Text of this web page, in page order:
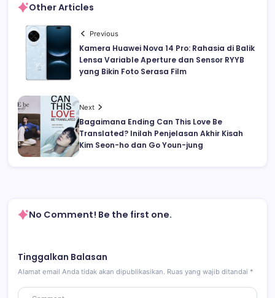
Other Articles
Previous
Kamera Huawei Nova 14 Pro: Rahasia di Balik
Lensa Variable Aperture dan Sensor RYYB
yang Bikin Foto Serasa Film
Next
Bagaimana Ending Can This Love Be
Translated? Inilah Penjelasan Akhir Kisah
Kim Seon-ho dan Go Youn-jung
No Comment! Be the first one.
Tinggalkan Balasan
Alamat email Anda tidak akan dipublikasikan. Ruas yang wajib ditandai *